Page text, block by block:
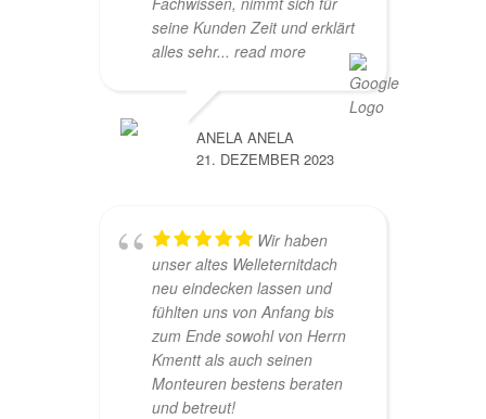
seine Kunden Zeit und erklärt
alles sehr... read more
ANELA ANELA
21. DEZEMBER 2023
Wir haben
unser altes Welleternitdach
neu eindecken lassen und
fühlten uns von Anfang bis
zum Ende sowohl von Herrn
Kmentt als auch seinen
Monteuren bestens beraten
und betreut!